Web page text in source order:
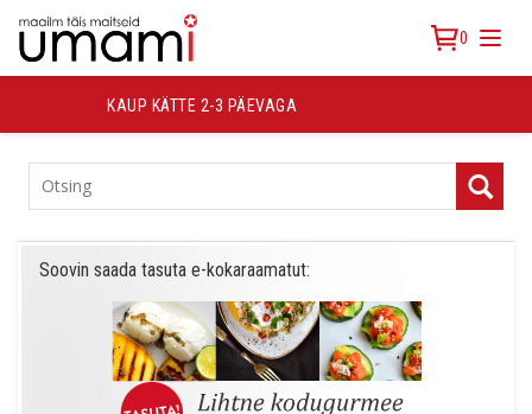
0
TASUTA TRANSPORT ALATES 30 €
TOOTEKATEGOORIAD
Soovin saada tasuta e-kokaraamatut: